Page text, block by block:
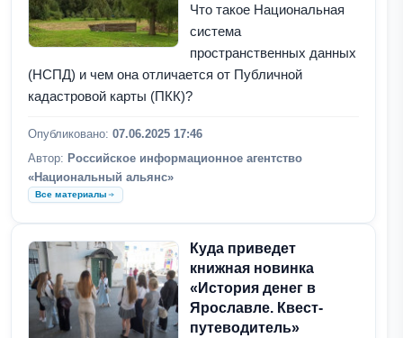
Что такое Национальная
система
пространственных данных
(НСПД) и чем она отличается от Публичной
кадастровой карты (ПКК)?
Опубликовано: 07.06.2025 17:46
Автор: Российское информационное агентство
«Национальный альянс»
Все материалы
Куда приведет
книжная новинка
«История денег в
Ярославле. Квест-
путеводитель»